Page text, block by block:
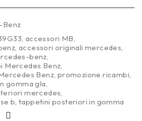
Benz
, accessori MB,
,accessori originali mercedes,
benz,
Mercedes Benz,
Benz, promozione ricambi,
gomma gla,
mercedes,
b,tappetini posteriori in gomma